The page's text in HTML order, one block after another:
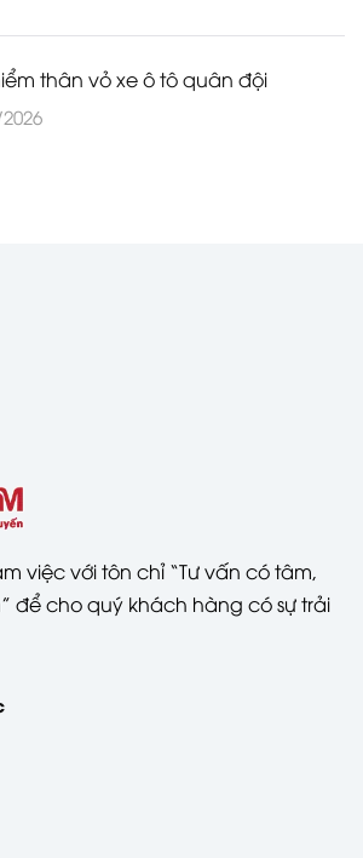
thân vỏ xe ô tô quân đội
việc với tôn chỉ “Tư vấn có tâm,
để cho quý khách hàng có sự trải